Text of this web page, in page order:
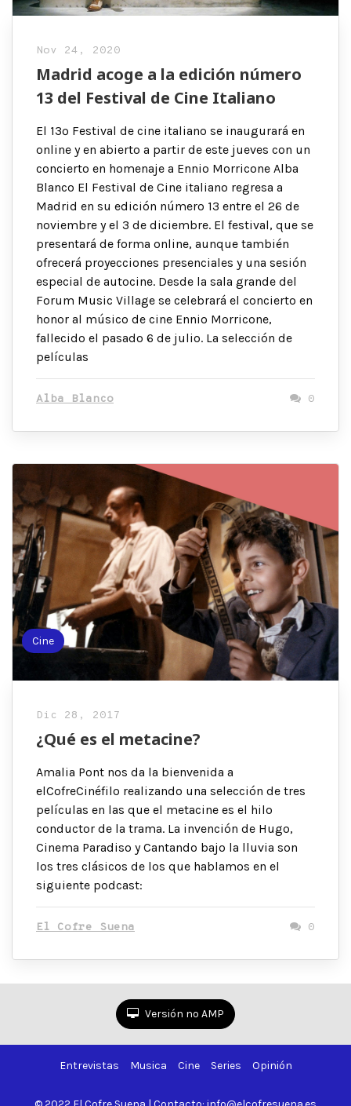
Nov 24, 2020
Madrid acoge a la edición número
13 del Festival de Cine Italiano
El 13º Festival de cine italiano se inaugurará en
online y en abierto a partir de este jueves con un
concierto en homenaje a Ennio Morricone Alba
Blanco El Festival de Cine italiano regresa a
Madrid en su edición número 13 entre el 26 de
noviembre y el 3 de diciembre. El festival, que se
presentará de forma online, aunque también
ofrecerá proyecciones presenciales y una sesión
especial de autocine. Desde la sala grande del
Forum Music Village se celebrará el concierto en
honor al músico de cine Ennio Morricone,
fallecido el pasado 6 de julio. La selección de
películas
Alba Blanco 0
Cine
Dic 28, 2017
¿Qué es el metacine?
Amalia Pont nos da la bienvenida a
elCofreCinéfilo realizando una selección de tres
películas en las que el metacine es el hilo
conductor de la trama. La invención de Hugo,
Cinema Paradiso y Cantando bajo la lluvia son
los tres clásicos de los que hablamos en el
siguiente podcast:
El Cofre Suena 0
Versión no AMP
Entrevistas Musica Cine Series Opinión